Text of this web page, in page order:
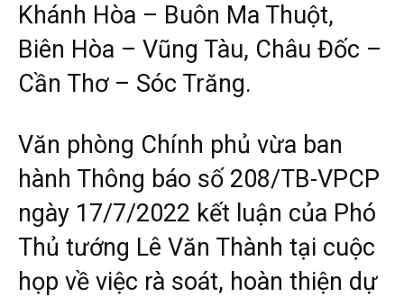
Khánh Hòa – Buôn Ma Thuột,
Biên Hòa – Vũng Tàu, Châu Đốc –
Cần Thơ – Sóc Trăng.
Văn phòng Chính phủ vừa ban
hành Thông báo số 208/TB-VPCP
ngày 17/7/2022 kết luận của Phó
Thủ tướng Lê Văn Thành tại cuộc
họp về việc rà soát, hoàn thiện dự